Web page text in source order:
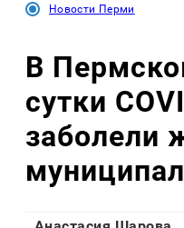
Новости Перми
В
сутки
заболели